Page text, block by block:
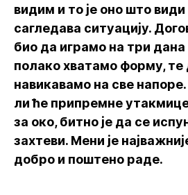
видим и то је оно што
сагледава ситуацију.
био да играмо на три
полако хватамо форму, те
навикавамо на све
ли ће припремне
за око, битно је да се
захтеви. Мени је
добро и поштено раде.